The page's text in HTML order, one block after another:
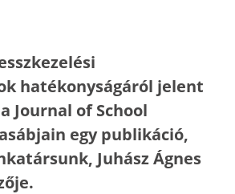
hatékonyságáról jelent
Journal of School
egy publikáció,
Juhász Ágnes